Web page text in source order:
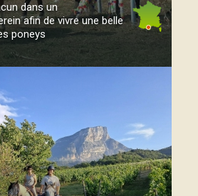
dans un
afin de vivre une belle
poneys